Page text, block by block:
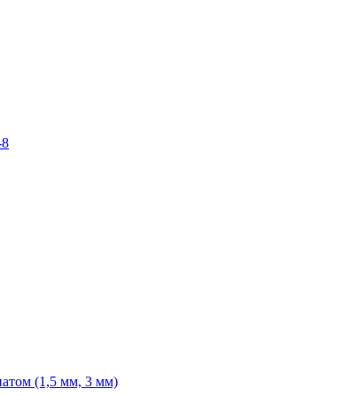
(1,5 мм, 3 мм)